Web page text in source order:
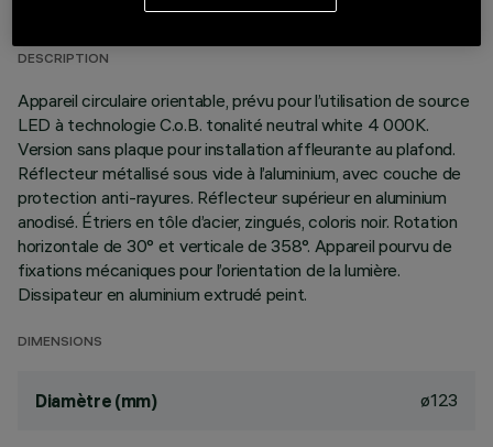
DESCRIPTION
Appareil circulaire orientable, prévu pour l’utilisation de source
LED à technologie C.o.B. tonalité neutral white 4 000K.
Version sans plaque pour installation affleurante au plafond.
Réflecteur métallisé sous vide à l’aluminium, avec couche de
protection anti-rayures. Réflecteur supérieur en aluminium
anodisé. Étriers en tôle d’acier, zingués, coloris noir. Rotation
horizontale de 30° et verticale de 358°. Appareil pourvu de
fixations mécaniques pour l’orientation de la lumière.
Dissipateur en aluminium extrudé peint.
DIMENSIONS
Diamètre (mm) ø123